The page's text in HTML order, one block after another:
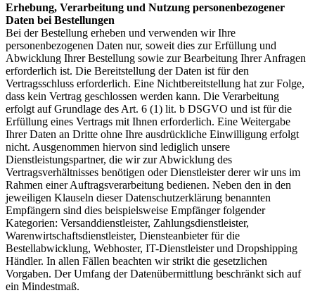
Erhebung, Verarbeitung und Nutzung personenbezogener
Daten bei Bestellungen
Bei der Bestellung erheben und verwenden wir Ihre
personenbezogenen Daten nur, soweit dies zur Erfüllung und
Abwicklung Ihrer Bestellung sowie zur Bearbeitung Ihrer Anfragen
erforderlich ist. Die Bereitstellung der Daten ist für den
Vertragsschluss erforderlich. Eine Nichtbereitstellung hat zur Folge,
dass kein Vertrag geschlossen werden kann. Die Verarbeitung
erfolgt auf Grundlage des Art. 6 (1) lit. b DSGVO und ist für die
Erfüllung eines Vertrags mit Ihnen erforderlich. Eine Weitergabe
Ihrer Daten an Dritte ohne Ihre ausdrückliche Einwilligung erfolgt
nicht. Ausgenommen hiervon sind lediglich unsere
Dienstleistungspartner, die wir zur Abwicklung des
Vertragsverhältnisses benötigen oder Dienstleister derer wir uns im
Rahmen einer Auftragsverarbeitung bedienen. Neben den in den
jeweiligen Klauseln dieser Datenschutzerklärung benannten
Empfängern sind dies beispielsweise Empfänger folgender
Kategorien: Versanddienstleister, Zahlungsdienstleister,
Warenwirtschaftsdienstleister, Diensteanbieter für die
Bestellabwicklung, Webhoster, IT-Dienstleister und Dropshipping
Händler. In allen Fällen beachten wir strikt die gesetzlichen
Vorgaben. Der Umfang der Datenübermittlung beschränkt sich auf
ein Mindestmaß.